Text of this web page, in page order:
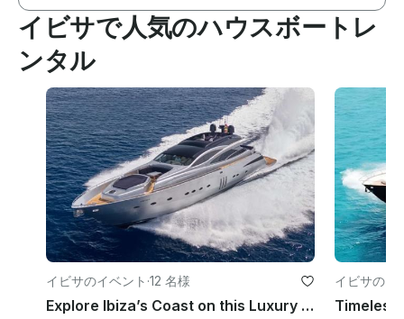
イビサで人気のハウスボートレ
ンタル
イビサのイベント ·12 名様
Explore Ibiza’s Coast on this Luxury Pershing 90 Power Mega Yacht
イビサのイ